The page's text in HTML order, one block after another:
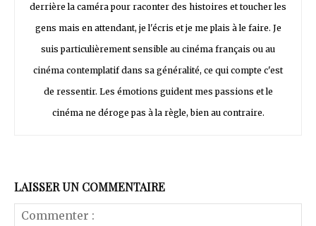
derrière la caméra pour raconter des histoires et toucher les
gens mais en attendant, je l'écris et je me plais à le faire. Je
suis particulièrement sensible au cinéma français ou au
cinéma contemplatif dans sa généralité, ce qui compte c'est
de ressentir. Les émotions guident mes passions et le
cinéma ne déroge pas à la règle, bien au contraire.
LAISSER UN COMMENTAIRE